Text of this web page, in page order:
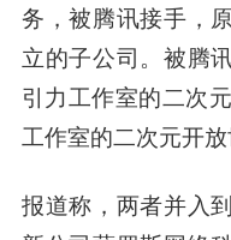
务，被腾讯接手，
立的子公司。被腾
引力工作室的二次
工作室的二次元开放
报道称，两者并入